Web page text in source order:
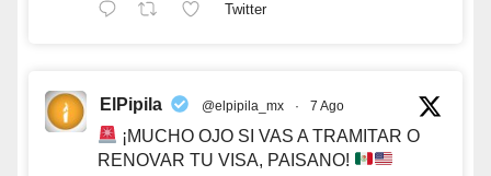
Twitter
ElPipila @elpipila_mx · 7 Ago
¡MUCHO OJO SI VAS A TRAMITAR O
RENOVAR TU VISA, PAISANO!